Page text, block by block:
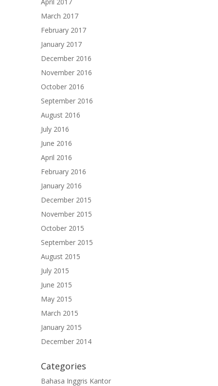
March 2017
February 2017
January 2017
December 2016
November 2016
October 2016
September 2016
August 2016
July 2016
June 2016
April 2016
February 2016
January 2016
December 2015
November 2015
October 2015
September 2015
August 2015
July 2015
June 2015
May 2015
March 2015
January 2015
December 2014
Categories
Bahasa Inggris Kantor